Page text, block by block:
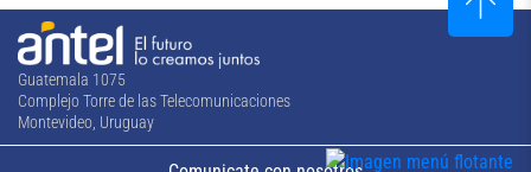
Guatemala 1075
Complejo Torre de las Telecomunicaciones
Montevideo, Uruguay